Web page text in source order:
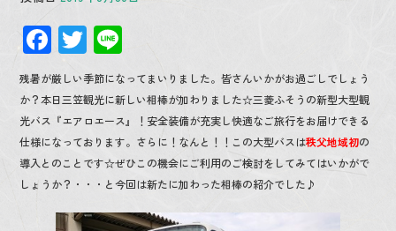
F
ac
e
b
o
o
k
T
wi
tt
er
n
e
残暑が厳しい季節になってまいりました。皆さんいかがお過ごしでしょう
か？本日三笠観光に新しい相棒が加わりました☆三菱ふそうの新型大型観
光バス『エアロエース』！安全装備が充実し快適なご旅行をお届けできる
仕様になっております。さらに！なんと！！この大型バスは秩父地域初の
導入とのことです☆ぜひこの機会にご利用のご検討をしてみてはいかがで
しょうか？・・・と今回は新たに加わった相棒の紹介でした♪